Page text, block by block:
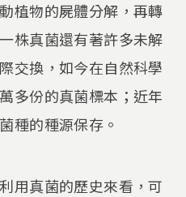
植物的屍體分解，再轉
株真菌還有著許多未解
交換，如今在自然科學
多份的真菌標本；近年
種的種源保存。
用真菌的歷史來看，可